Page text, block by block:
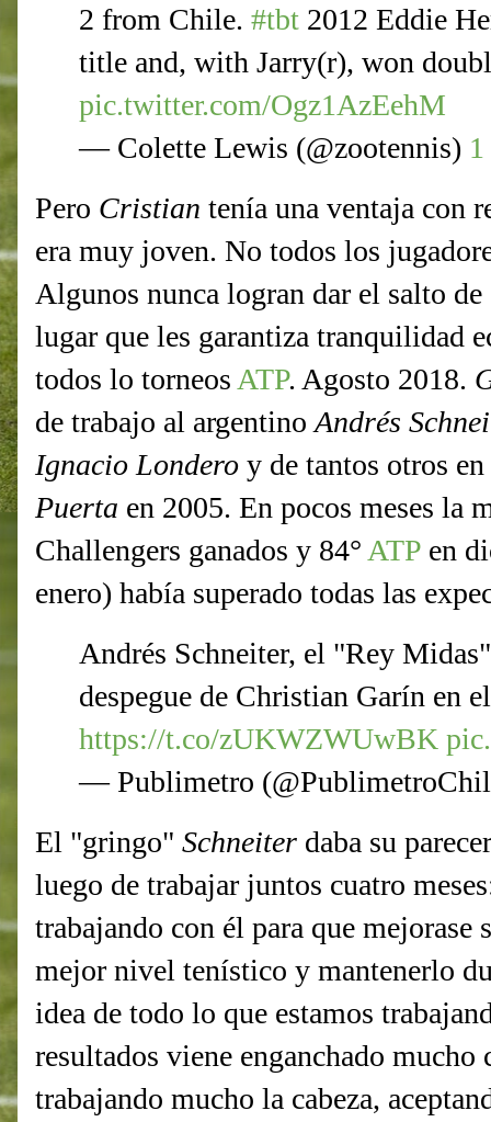
2 from Chile. #tbt 2012 Eddie
title and, with Jarry(r), won
pic.twitter.com/Ogz1AzEehM
— Colette Lewis (@zootennis)
Pero Cristian tenía una ventaja con
era muy joven. No todos los
Algunos nunca logran dar el salto
lugar que les garantiza tranquilidad
todos lo torneos ATP. Agosto 2018.
de trabajo al argentino Andrés
Ignacio Londero y de tantos otros
Puerta en 2005. En pocos meses la
Challengers ganados y 84° ATP en
enero) había superado todas las
Andrés Schneiter, el "Rey
despegue de Christian Garín en
https://t.co/zUKWZWUwBK
— Publimetro
El "gringo" Schneiter daba su
luego de trabajar juntos cuatro
trabajando con él para que mejorase
mejor nivel tenístico y mantenerlo
idea de todo lo que estamos
resultados viene enganchado mucho
trabajando mucho la cabeza,